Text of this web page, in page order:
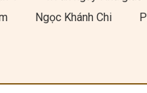
Ngọc Khánh Chi